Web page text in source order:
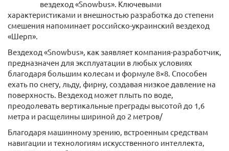
вездеход «Snowbus». Ключевыми
характеристиками и внешностью разработка до степени
смешения напоминает российско-украинский вездеход
«Шерп».
Вездеход «Snowbus», как заявляет компания-разработчик,
предназначен для эксплуатации в любых условиях
благодаря большим колесам и формуле 8×8. Способен
ехать по снегу, льду, фирну, создавая низкое давление на
поверхность. Вездеход может плыть по воде,
преодолевать вертикальные преграды высотой до 1,6
метра и расщелины шириной до 2 метров/
Благодаря машинному зрению, встроенным средствам
навигации и технологиям искусственного интеллекта,